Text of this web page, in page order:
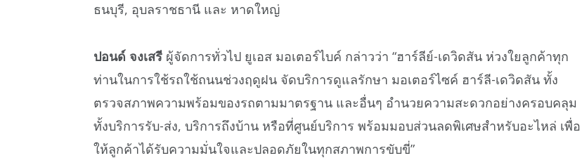
ธนบุรี, อุบลราชธานี และ หาดใหญ่
ปอนด์ จงเสรี ผู้จัดการทั่วไป ยูเอส มอเตอร์ไบค์ กล่าวว่า “ฮาร์ลีย์-เดวิดสัน ห่วงใยลูกค้าทุก
ท่านในการใช้รถใช้ถนนช่วงฤดูฝน จัดบริการดูแลรักษา มอเตอร์ไซค์ ฮาร์ลี-เดวิดสัน ทั้ง
ตรวจสภาพความพร้อมของรถตามมาตรฐาน และอื่นๆ อำนวยความสะดวกอย่างครอบคลุม
ทั้งบริการรับ-ส่ง, บริการถึงบ้าน หรือที่ศูนย์บริการ พร้อมมอบส่วนลดพิเศษสำหรับอะไหล่ เพื่อ
ให้ลูกค้าได้รับความมั่นใจและปลอดภัยในทุกสภาพการขับขี่”